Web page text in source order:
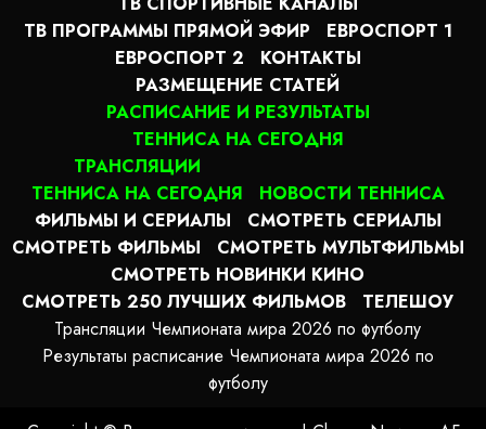
ТВ ПРОГРАММЫ ПРЯМОЙ ЭФИР
ЕВРОСПОРТ 1
ЕВРОСПОРТ 2
КОНТАКТЫ
РАЗМЕЩЕНИЕ СТАТЕЙ
РАСПИСАНИЕ И РЕЗУЛЬТАТЫ
ТЕННИСА НА СЕГОДНЯ
ТРАНСЛЯЦИИ
ТЕННИСА НА СЕГОДНЯ
НОВОСТИ ТЕННИСА
ФИЛЬМЫ И СЕРИАЛЫ
СМОТРЕТЬ СЕРИАЛЫ
СМОТРЕТЬ ФИЛЬМЫ
СМОТРЕТЬ МУЛЬТФИЛЬМЫ
СМОТРЕТЬ НОВИНКИ КИНО
СМОТРЕТЬ 250 ЛУЧШИХ ФИЛЬМОВ
ТЕЛЕШОУ
Трансляции Чемпионата мира 2026 по футболу
Результаты расписание Чемпионата мира 2026 по
футболу